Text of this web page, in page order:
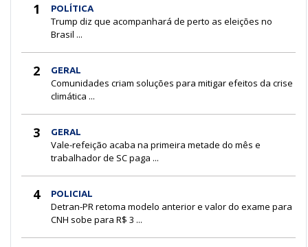
1 POLÍTICA
Trump diz que acompanhará de perto as eleições no
Brasil ...
2 GERAL
Comunidades criam soluções para mitigar efeitos da crise
climática ...
3 GERAL
Vale-refeição acaba na primeira metade do mês e
trabalhador de SC paga ...
4 POLICIAL
Detran-PR retoma modelo anterior e valor do exame para
CNH sobe para R$ 3 ...